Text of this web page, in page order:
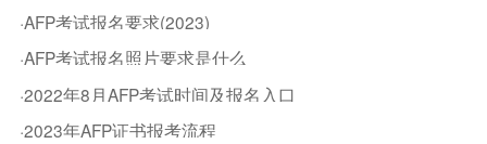
·AFP考试报名要求(2023)
·AFP考试报名照片要求是什么
·2022年8月AFP考试时间及报名入口
·2023年AFP证书报考流程